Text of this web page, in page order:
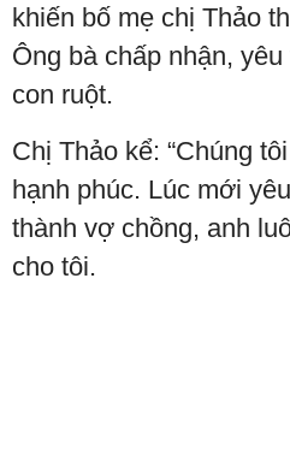
khiến bố mẹ chị Thảo
Ông bà chấp nhận,
con ruột.
Chị Thảo kể: “Chúng
hạnh phúc. Lúc mới
thành vợ chồng, anh
cho tôi.